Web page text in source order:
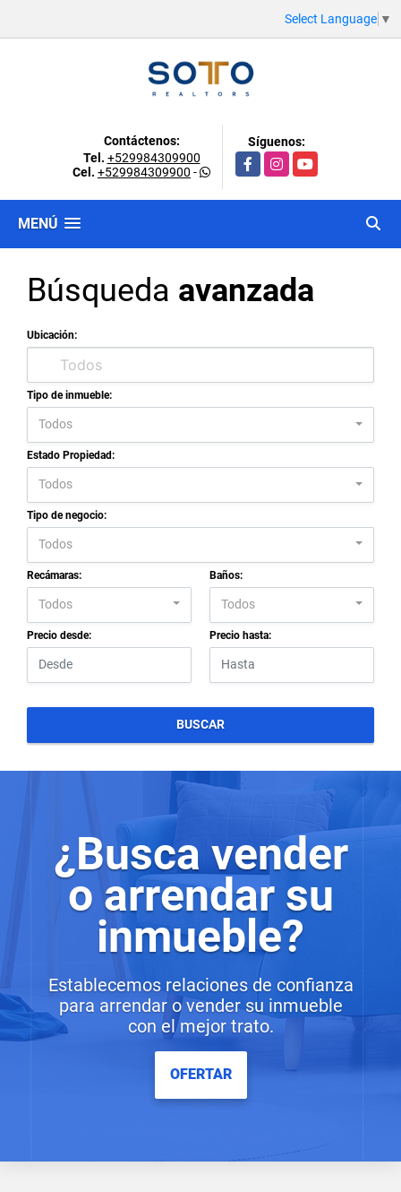
Select Language ▼
Contáctenos:
Tel. +529984309900
Cel. +529984309900 -
Síguenos:
FacebookInstagramYouTube
MENÚ
Búsqueda avanzada
Ubicación:
Tipo de inmueble:
Todos
Estado Propiedad:
Todos
Tipo de negocio:
Todos
Recámaras:
Todos
Baños:
Todos
Precio desde: Precio hasta:
BUSCAR
¿Busca vender
o arrendar su
inmueble?
Establecemos relaciones de confianza
para arrendar o vender su inmueble
con el mejor trato.
OFERTAR